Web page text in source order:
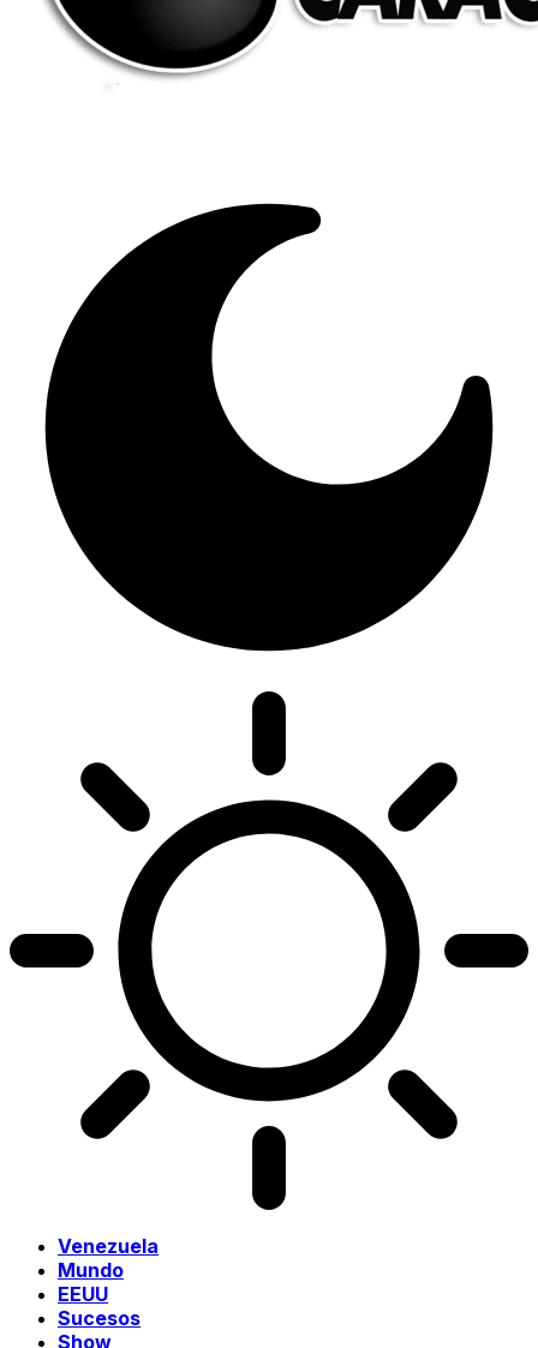
Venezuela
Mundo
EEUU
Sucesos
Show